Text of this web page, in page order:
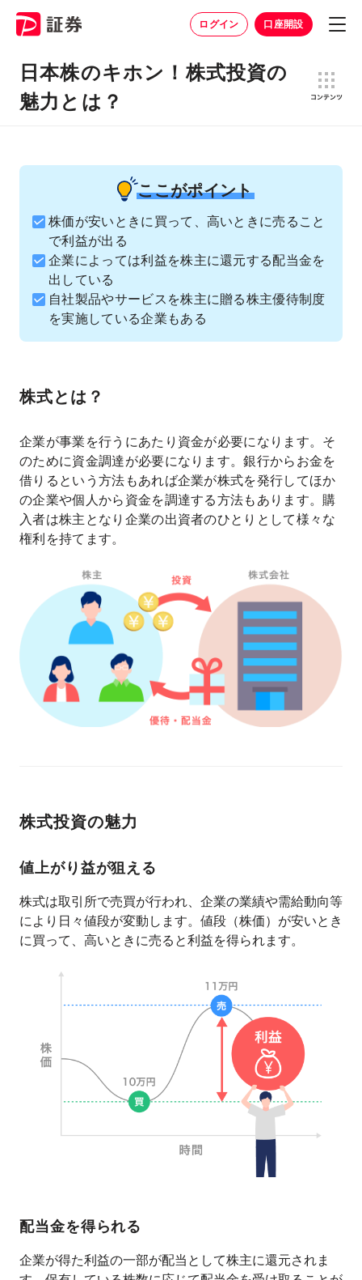
ログイン 口座開設
日本株のキホン！株式投資の
魅力とは？
ここがポイント
株価が安いときに買って、高いときに売ること
で利益が出る
企業によっては利益を株主に還元する配当金を
出している
自社製品やサービスを株主に贈る株主優待制度
を実施している企業もある
株式とは？
企業が事業を行うにあたり資金が必要になります。そ
のために資金調達が必要になります。銀行からお金を
借りるという方法もあれば企業が株式を発行してほか
の企業や個人から資金を調達する方法もあります。購
入者は株主となり企業の出資者のひとりとして様々な
権利を持てます。
株式投資の魅力
値上がり益が狙える
株式は取引所で売買が行われ、企業の業績や需給動向等
により日々値段が変動します。値段（株価）が安いとき
に買って、高いときに売ると利益を得られます。
配当金を得られる
企業が得た利益の一部が配当として株主に還元されま